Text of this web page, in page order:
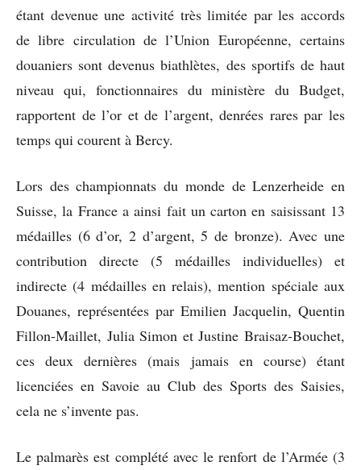
étant devenue une activité très limitée par les accords
de libre circulation de l’Union Européenne, certains
douaniers sont devenus biathlètes, des sportifs de haut
niveau qui, fonctionnaires du ministère du Budget,
rapportent de l’or et de l’argent, denrées rares par les
temps qui courent à Bercy.
Lors des championnats du monde de Lenzerheide en
Suisse, la France a ainsi fait un carton en saisissant 13
médailles (6 d’or, 2 d’argent, 5 de bronze). Avec une
contribution directe (5 médailles individuelles) et
indirecte (4 médailles en relais), mention spéciale aux
Douanes, représentées par Emilien Jacquelin, Quentin
Fillon-Maillet, Julia Simon et Justine Braisaz-Bouchet,
ces deux dernières (mais jamais en course) étant
licenciées en Savoie au Club des Sports des Saisies,
cela ne s’invente pas.
Le palmarès est complété avec le renfort de l’Armée (3